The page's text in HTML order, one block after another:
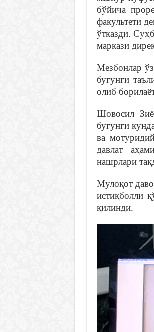
бўйича
факультети
ўтказди.
маркази
Мезбонлар
бугунги
олиб
Шовосил
бугунги
ва
давлат
нашрлари
Мулоқот
истиқболли
қилинди.